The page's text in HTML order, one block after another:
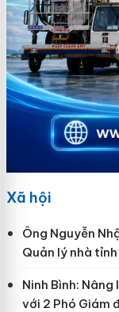
Xã hội
Ông Nguyễn
Quản lý nhà
Ninh Bình:
với 2 Phó Giám